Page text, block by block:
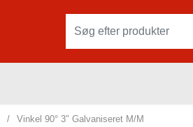
/ Vinkel 90° 3″ Galvaniseret M/M